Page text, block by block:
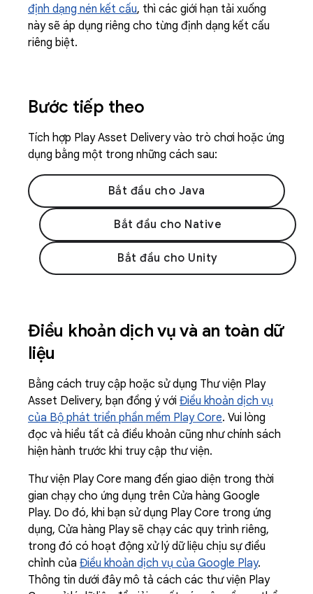
định dạng nén kết cấu, thì các giới hạn tải xuống
này sẽ áp dụng riêng cho từng định dạng kết cấu
riêng biệt.
Bước tiếp theo
Tích hợp Play Asset Delivery vào trò chơi hoặc ứng
dụng bằng một trong những cách sau:
Bắt đầu cho Java
Bắt đầu cho Native
Bắt đầu cho Unity
Điều khoản dịch vụ và an toàn dữ
liệu
Bằng cách truy cập hoặc sử dụng Thư viện Play
Asset Delivery, bạn đồng ý với Điều khoản dịch vụ
của Bộ phát triển phần mềm Play Core. Vui lòng
đọc và hiểu tất cả điều khoản cũng như chính sách
hiện hành trước khi truy cập thư viện.
Thư viện Play Core mang đến giao diện trong thời
gian chạy cho ứng dụng trên Cửa hàng Google
Play. Do đó, khi bạn sử dụng Play Core trong ứng
dụng, Cửa hàng Play sẽ chạy các quy trình riêng,
trong đó có hoạt động xử lý dữ liệu chịu sự điều
chỉnh của Điều khoản dịch vụ của Google Play.
Thông tin dưới đây mô tả cách các thư viện Play